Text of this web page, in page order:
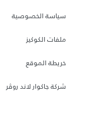
سياسة الخصوصية
ملفات الكوكيز
خريطة الموقع
شركة جاكوار لاند روڤر